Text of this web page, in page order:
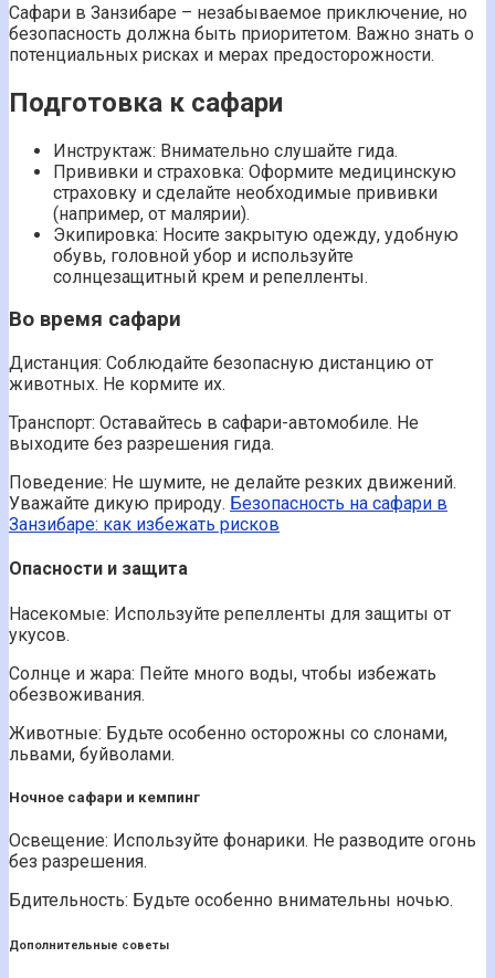
Сафари в Занзибаре – незабываемое приключение, но
безопасность должна быть приоритетом. Важно знать о
потенциальных рисках и мерах предосторожности.
Подготовка к сафари
Инструктаж: Внимательно слушайте гида.
Прививки и страховка: Оформите медицинскую
страховку и сделайте необходимые прививки
(например, от малярии).
Экипировка: Носите закрытую одежду, удобную
обувь, головной убор и используйте
солнцезащитный крем и репелленты.
Во время сафари
Дистанция: Соблюдайте безопасную дистанцию от
животных. Не кормите их.
Транспорт: Оставайтесь в сафари-автомобиле. Не
выходите без разрешения гида.
Поведение: Не шумите, не делайте резких движений.
Уважайте дикую природу. Безопасность на сафари в
Занзибаре: как избежать рисков
Опасности и защита
Насекомые: Используйте репелленты для защиты от
укусов.
Солнце и жара: Пейте много воды, чтобы избежать
обезвоживания.
Животные: Будьте особенно осторожны со слонами,
львами, буйволами.
Ночное сафари и кемпинг
Освещение: Используйте фонарики. Не разводите огонь
без разрешения.
Бдительность: Будьте особенно внимательны ночью.
Дополнительные советы